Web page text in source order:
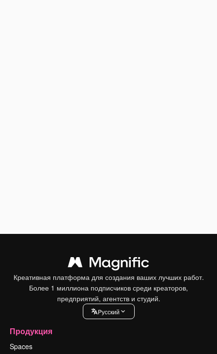
Креативная платформа для создания ваших лучших работ.
Более 1 миллиона подписчиков среди креаторов,
предприятий, агентств и студий.
Pусский
Продукция
Spaces